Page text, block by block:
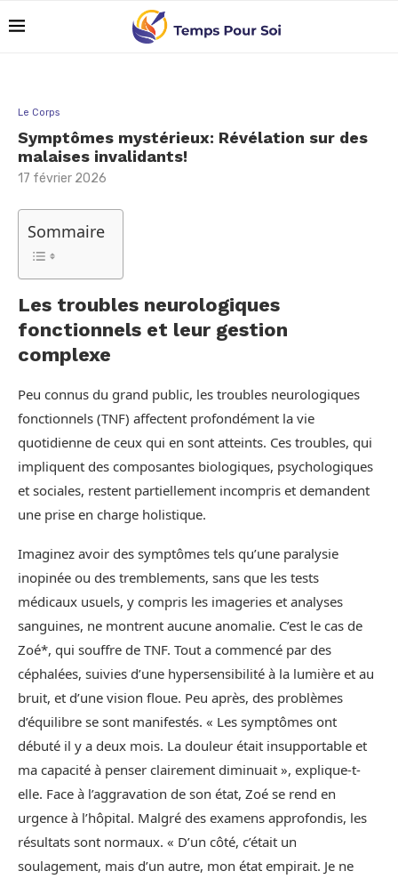
Le Corps
Symptômes mystérieux: Révélation sur des
malaises invalidants!
17 février 2026
Sommaire
Les troubles neurologiques
fonctionnels et leur gestion
complexe
Peu connus du grand public, les troubles neurologiques
fonctionnels (TNF) affectent profondément la vie
quotidienne de ceux qui en sont atteints. Ces troubles, qui
impliquent des composantes biologiques, psychologiques
et sociales, restent partiellement incompris et demandent
une prise en charge holistique.
Imaginez avoir des symptômes tels qu’une paralysie
inopinée ou des tremblements, sans que les tests
médicaux usuels, y compris les imageries et analyses
sanguines, ne montrent aucune anomalie. C’est le cas de
Zoé*, qui souffre de TNF. Tout a commencé par des
céphalées, suivies d’une hypersensibilité à la lumière et au
bruit, et d’une vision floue. Peu après, des problèmes
d’équilibre se sont manifestés. « Les symptômes ont
débuté il y a deux mois. La douleur était insupportable et
ma capacité à penser clairement diminuait », explique-t-
elle. Face à l’aggravation de son état, Zoé se rend en
urgence à l’hôpital. Malgré des examens approfondis, les
résultats sont normaux. « D’un côté, c’était un
soulagement, mais d’un autre, mon état empirait. Je ne